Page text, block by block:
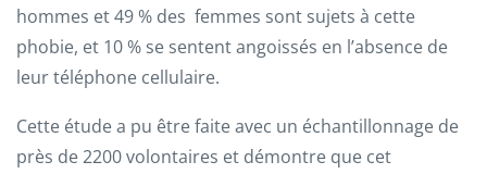
hommes et 49 % des femmes sont sujets à cette
phobie, et 10 % se sentent angoissés en l’absence de
leur téléphone cellulaire.
Cette étude a pu être faite avec un échantillonnage de
près de 2200 volontaires et démontre que cet